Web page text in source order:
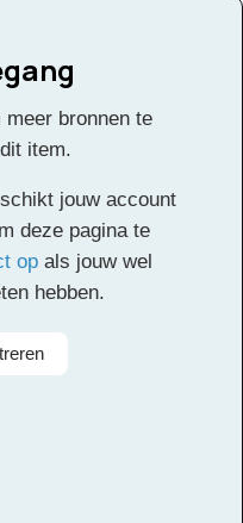
meer bronnen te
item.
jouw account
deze pagina te
opals jouw wel
hebben.
rechten voorbehouden